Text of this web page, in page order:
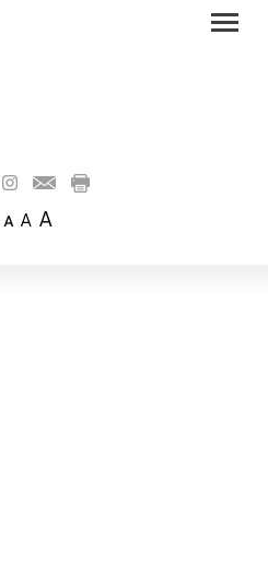
A A A